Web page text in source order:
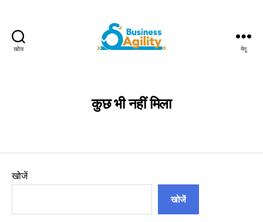
खोज मेनू
कुछ भी नहीं मिला
खोजें
खोजें